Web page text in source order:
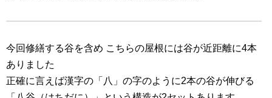
今回修繕する谷を含め こちらの屋根には谷が近距離に4本
ありました
正確に言えば漢字の「八」の字のように2本の谷が伸びる